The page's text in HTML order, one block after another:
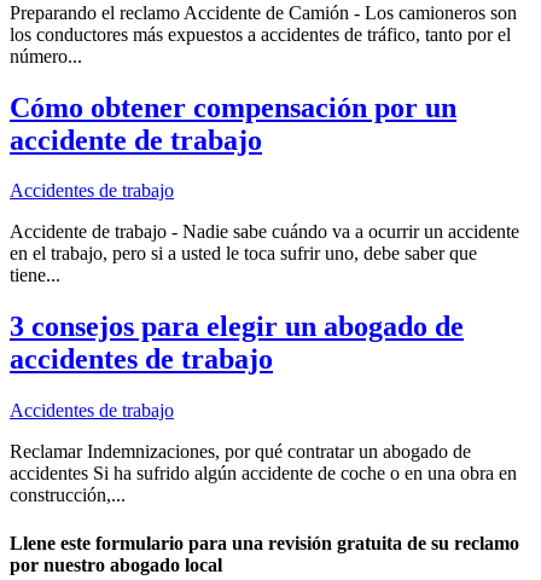
Preparando el reclamo Accidente de Camión - Los camioneros son
los conductores más expuestos a accidentes de tráfico, tanto por el
número...
Cómo obtener compensación por un
accidente de trabajo
Accidentes de trabajo
Accidente de trabajo - Nadie sabe cuándo va a ocurrir un accidente
en el trabajo, pero si a usted le toca sufrir uno, debe saber que
tiene...
3 consejos para elegir un abogado de
accidentes de trabajo
Accidentes de trabajo
Reclamar Indemnizaciones, por qué contratar un abogado de
accidentes Si ha sufrido algún accidente de coche o en una obra en
construcción,...
Llene este formulario para una revisión gratuita de su reclamo
por nuestro abogado local